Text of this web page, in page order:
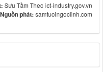
Sưu Tầm Theo ict-industry.gov.vn
Nguồn phát: samtuoingoclinh.com